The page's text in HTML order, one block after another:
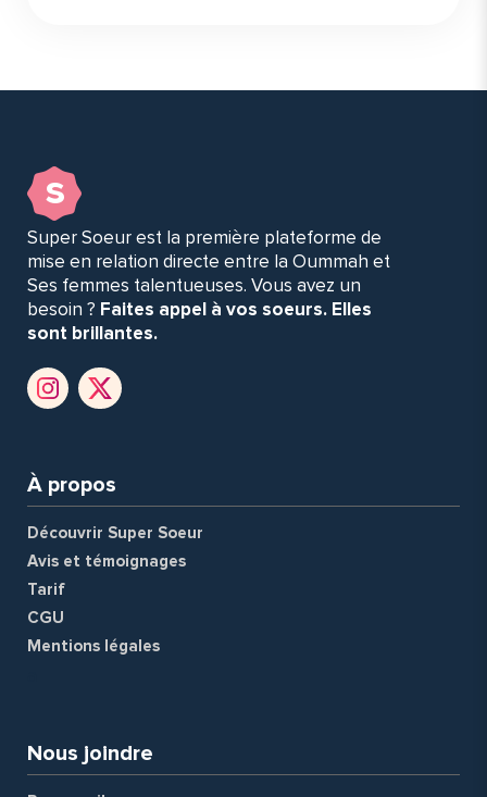
s
Super Soeur est la première plateforme de
mise en relation directe entre la Oummah et
Ses femmes talentueuses. Vous avez un
besoin ? Faites appel à vos soeurs. Elles
sont brillantes.
À propos
Découvrir Super Soeur
Avis et témoignages
Tarif
CGU
Mentions légales
Nous joindre